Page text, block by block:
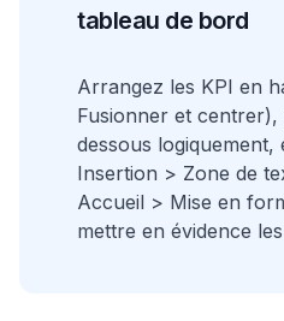
tableau de bord
Arrangez les KPI en
Fusionner et
dessous
Insertion > Zone de
Accueil > Mise en
mettre en évidence